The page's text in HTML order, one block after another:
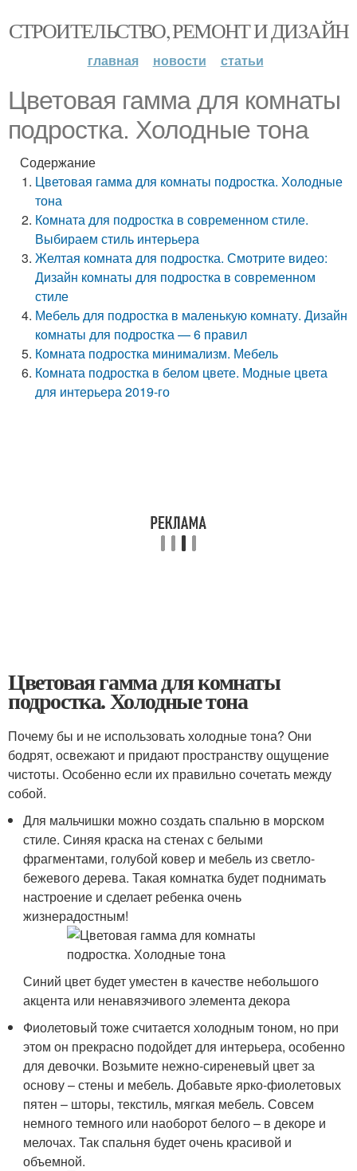
СТРОИТЕЛЬСТВО, РЕМОНТ И ДИЗАЙН
главная новости статьи
Цветовая гамма для комнаты
подростка. Холодные тона
Содержание
Цветовая гамма для комнаты подростка. Холодные
тона
Комната для подростка в современном стиле.
Выбираем стиль интерьера
Желтая комната для подростка. Смотрите видео:
Дизайн комнаты для подростка в современном
стиле
Мебель для подростка в маленькую комнату. Дизайн
комнаты для подростка — 6 правил
Комната подростка минимализм. Мебель
Комната подростка в белом цвете. Модные цвета
для интерьера 2019-го
Цветовая гамма для комнаты
подростка. Холодные тона
Почему бы и не использовать холодные тона? Они
бодрят, освежают и придают пространству ощущение
чистоты. Особенно если их правильно сочетать между
собой.
Для мальчишки можно создать спальню в морском
стиле. Синяя краска на стенах с белыми
фрагментами, голубой ковер и мебель из светло-
бежевого дерева. Такая комнатка будет поднимать
настроение и сделает ребенка очень
жизнерадостным!
Синий цвет будет уместен в качестве небольшого
акцента или ненавязчивого элемента декора
Фиолетовый тоже считается холодным тоном, но при
этом он прекрасно подойдет для интерьера, особенно
для девочки. Возьмите нежно-сиреневый цвет за
основу – стены и мебель. Добавьте ярко-фиолетовых
пятен – шторы, текстиль, мягкая мебель. Совсем
немного темного или наоборот белого – в декоре и
мелочах. Так спальня будет очень красивой и
объемной.